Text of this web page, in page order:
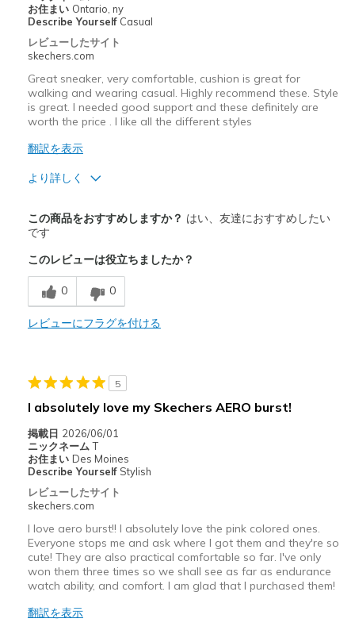
お住まい Ontario, ny
Describe Yourself Casual
レビューしたサイト
skechers.com
Great sneaker, very comfortable, cushion is great for
walking and wearing casual. Highly recommend these. Style
is great. I needed good support and these definitely are
worth the price . I like all the different styles
翻訳を表示
より詳しく
Attractive Design
Comfortable
Durable
Stylish
Walking
Width
Feels true to width
Sizing
View On Shoes
この商品をおすすめしますか？ はい、友達におすすめしたい
です
このレビューは役立ちましたか？
0 0
レビューにフラグを付ける
5
I absolutely love my Skechers AERO burst!
掲載日 2026/06/01
ニックネーム T
お住まい Des Moines
Describe Yourself Stylish
レビューしたサイト
skechers.com
I love aero burst!! I absolutely love the pink colored ones.
Everyone stops me and ask where I got them and they're so
cute! They are also practical comfortable so far. I've only
won them three times so we shall see as far as endurance
watch ability, and comfort. I am glad that I purchased them!
翻訳を表示